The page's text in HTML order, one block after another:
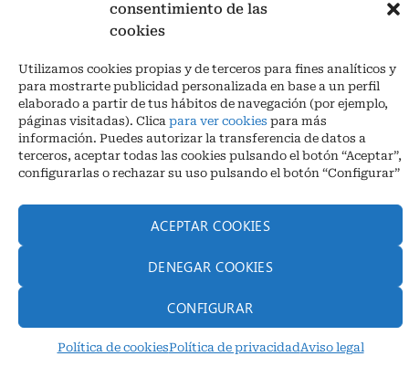
consentimiento de las
cookies
Utilizamos cookies propias y de terceros para fines analíticos y
para mostrarte publicidad personalizada en base a un perfil
elaborado a partir de tus hábitos de navegación (por ejemplo,
páginas visitadas). Clica para ver cookies para más
información. Puedes autorizar la transferencia de datos a
terceros, aceptar todas las cookies pulsando el botón “Aceptar”,
configurarlas o rechazar su uso pulsando el botón “Configurar”
ACEPTAR COOKIES
DENEGAR COOKIES
CONFIGURAR
Política de cookiesPolítica de privacidadAviso legal
Aviso legal|Política de privacidad
Ctra. A-3132, De Aguilar a A-318 por Moriles km 15,5 M.I. (Córdoba)
España
COORDENADAS: Latitud: 37,40 – Longitud -04,58 | Telf. + 34 957 51
30 68
info@infrico.com Infrico SL 2026©. Diseñado porBabait Technology